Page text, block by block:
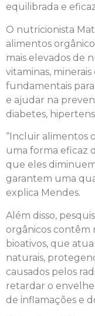
equilibrada e
O nutricionista
alimentos
mais elevados de
vitaminas,
fundamentais
e ajudar na
diabetes,
“Incluir alimentos
uma forma eficaz
que eles
garantem uma
explica Mendes.
Além disso,
orgânicos contêm
bioativos, que
naturais,
causados pelos
retardar o
de inflamações e